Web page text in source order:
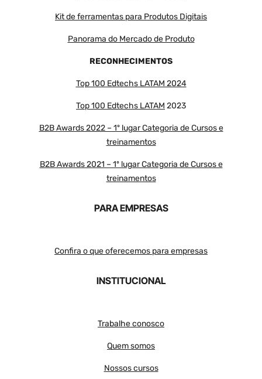
Kit de ferramentas para Produtos Digitais
Panorama do Mercado de Produto
RECONHECIMENTOS
Top 100 Edtechs LATAM 2024
Top 100 Edtechs LATAM 2023
B2B Awards 2022 – 1º lugar Categoria de Cursos e
treinamentos
B2B Awards 2021 – 1º lugar Categoria de Cursos e
treinamentos
PARA EMPRESAS
Confira o que oferecemos para empresas
INSTITUCIONAL
Trabalhe conosco
Quem somos
Nossos cursos